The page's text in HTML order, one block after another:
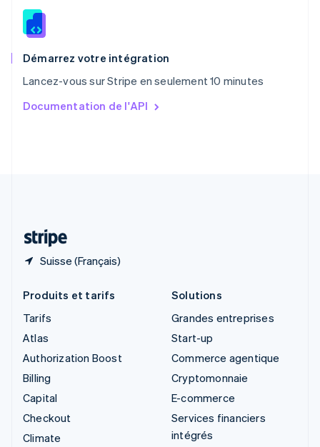
Démarrez votre intégration
Lancez-vous sur Stripe en seulement 10 minutes
Documentation de l'API
Suisse (Français)
Roumanie
Royaume-Uni
English
English简体中文
English
Produits et tarifs
Tarifs
Atlas
Authorization Boost
Billing
Capital
Checkout
Climate
Solutions
Grandes entreprises
Start-up
Commerce agentique
Cryptomonnaie
E-commerce
Services financiers
intégrés